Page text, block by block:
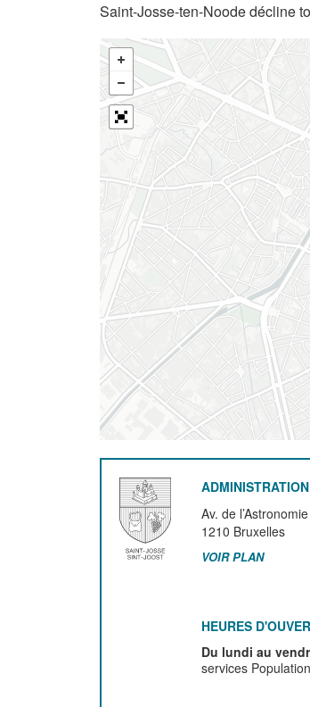
Saint-Josse-ten-Noode décline
Av. de
1210 Bruxelles
VOIR PLAN
HEURES
Du lundi au
services